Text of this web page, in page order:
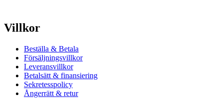
Villkor
Beställa & Betala
Försäljningsvillkor
Leveransvillkor
Betalsätt & finansiering
Sekretesspolicy
Ångerrätt & retur